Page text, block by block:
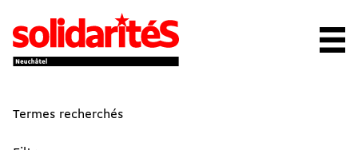
Termes recherchés